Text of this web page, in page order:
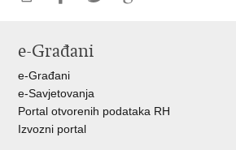
FacebookuTwitteru
e-Građani
e-Građani
e-Savjetovanja
Portal otvorenih podataka RH
Izvozni portal